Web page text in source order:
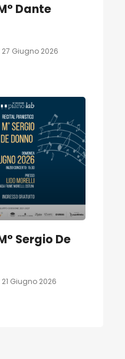
Dante
27 Giugno 2026
Sergio De
21 Giugno 2026